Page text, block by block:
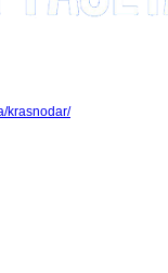
krasnodar/